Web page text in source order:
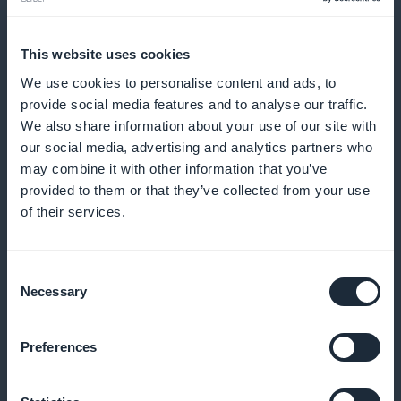
This website uses cookies
We use cookies to personalise content and ads, to
provide social media features and to analyse our traffic.
We also share information about your use of our site with
our social media, advertising and analytics partners who
may combine it with other information that you’ve
provided to them or that they’ve collected from your use
of their services.
Selection
Necessary
Preferences
Gedetailleerd inzicht in modetrends
Geef diepgaande analyses van huidige en
toekomstige ontwikkelingen in herenmode om je
abonnees op de hoogte te houden
Zorg ervoor dat je abonnementsaanbiedingen direct
opent